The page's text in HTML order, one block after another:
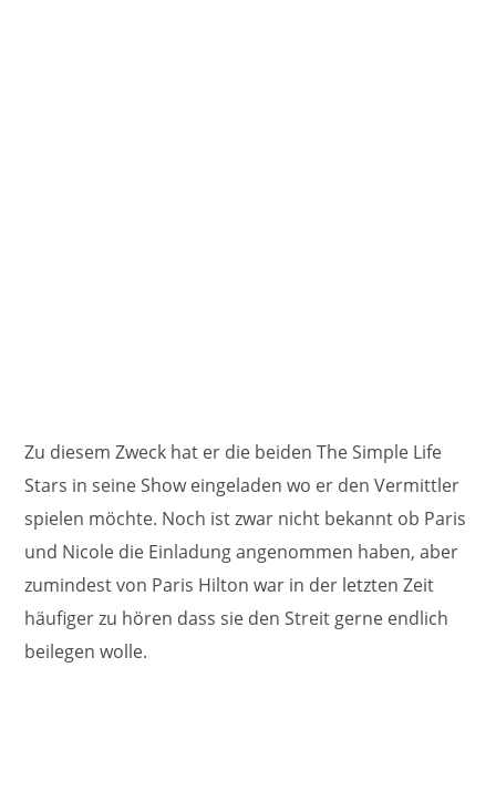
Zu diesem Zweck hat er die beiden The Simple Life
Stars in seine Show eingeladen wo er den Vermittler
spielen möchte. Noch ist zwar nicht bekannt ob Paris
und Nicole die Einladung angenommen haben, aber
zumindest von Paris Hilton war in der letzten Zeit
häufiger zu hören dass sie den Streit gerne endlich
beilegen wolle.